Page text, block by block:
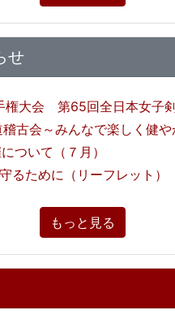
せ
会 第65回全日本女子剣道選手
古会～みんなで楽しく健や
ついて（７月）
るために（リーフレット）
もっと見る